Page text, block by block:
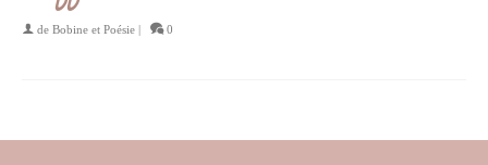
de Bobine et Poésie | 0